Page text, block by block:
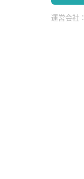
運営会社：